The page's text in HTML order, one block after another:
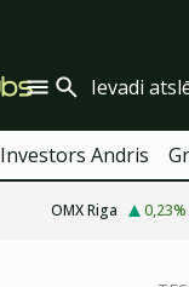
Investors Andris
OMX Riga 0,23%